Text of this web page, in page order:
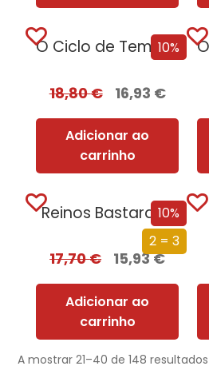
10%
O Ciclo de Tempo Infinito
18,80€ 16,93 €
Adicionar ao
carrinho
10%
2 = 3
Reinos Bastardos
17,70€ 15,93€
Adicionar ao
carrinho
A mostrar 21–40 de 148 resultados